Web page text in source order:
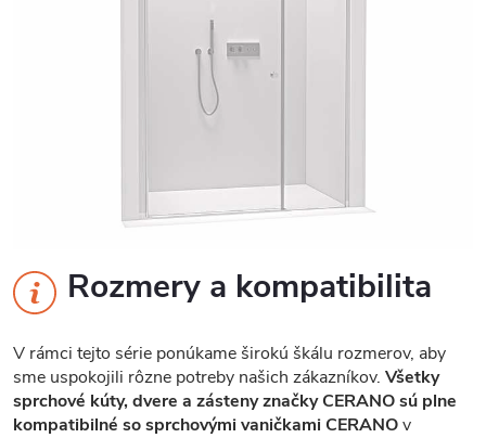
Rozmery a kompatibilita
V rámci tejto série ponúkame širokú škálu rozmerov, aby
sme uspokojili rôzne potreby našich zákazníkov. Všetky
sprchové kúty, dvere a zásteny značky CERANO sú plne
kompatibilné so sprchovými vaničkami CERANOv